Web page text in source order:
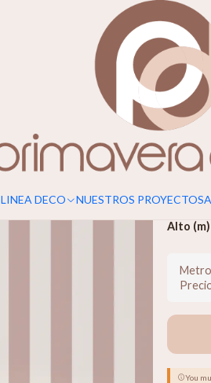
LINEA DECO NUESTROS PROYECTOS
Para un
$22.500
Alto (m)
You